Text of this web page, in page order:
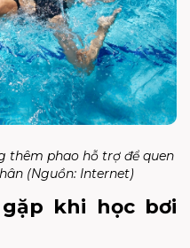
thêm phao hỗ trợ để quen
(Nguồn: Internet)
khi học bơi